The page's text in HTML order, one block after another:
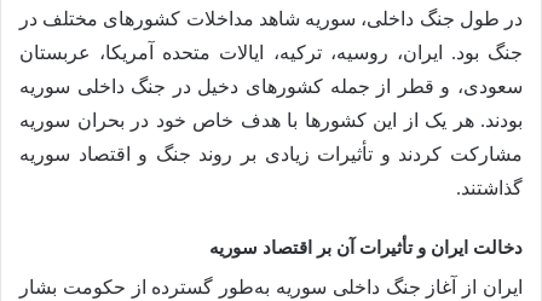
در طول جنگ داخلی، سوریه شاهد مداخلات کشورهای مختلف در
جنگ بود. ایران، روسیه، ترکیه، ایالات متحده آمریکا، عربستان
سعودی، و قطر از جمله کشورهای دخیل در جنگ داخلی سوریه
بودند. هر یک از این کشورها با هدف خاص خود در بحران سوریه
مشارکت کردند و تأثیرات زیادی بر روند جنگ و اقتصاد سوریه
گذاشتند.
دخالت ایران و تأثیرات آن بر اقتصاد سوریه
ایران از آغاز جنگ داخلی سوریه به‌طور گسترده از حکومت بشار